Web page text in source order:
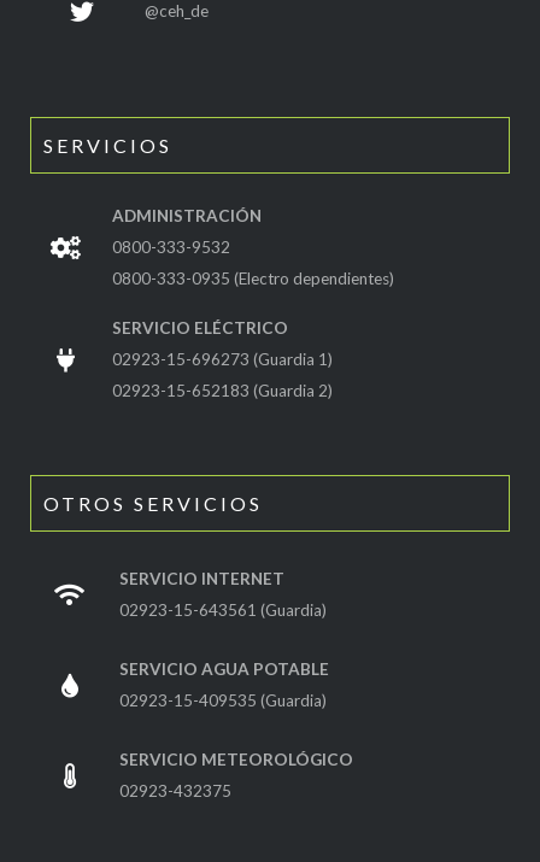
@ceh_de
SERVICIOS
ADMINISTRACIÓN
0800-333-9532
0800-333-0935 (Electro dependientes)
SERVICIO ELÉCTRICO
02923-15-696273 (Guardia 1)
02923-15-652183 (Guardia 2)
OTROS SERVICIOS
SERVICIO INTERNET
02923-15-643561 (Guardia)
SERVICIO AGUA POTABLE
02923-15-409535 (Guardia)
SERVICIO METEOROLÓGICO
02923-432375